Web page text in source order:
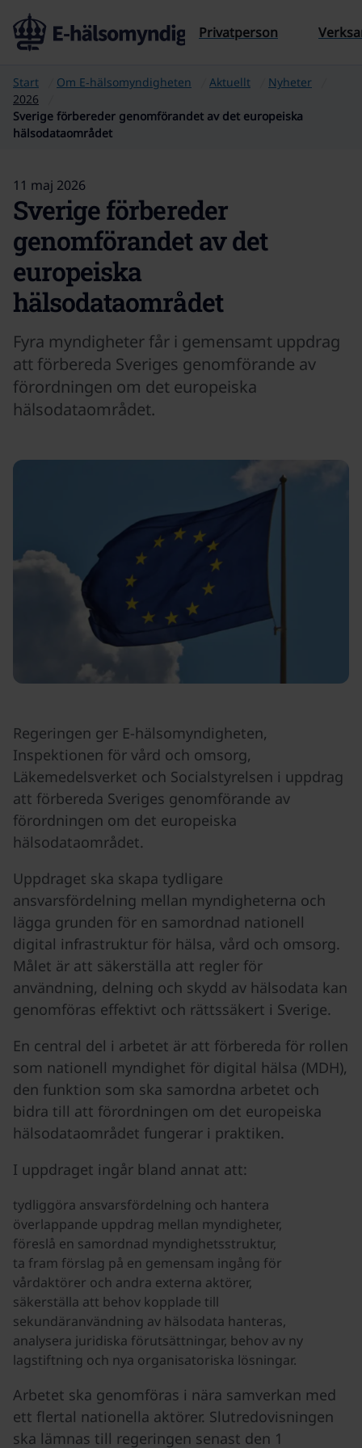
Till sidans innehåll
Privatperson
Start Om E‑hälsomyndigheten Aktuellt
Nyheter
2026
Sverige förbereder genomförandet av det europeiska
hälsodataområdet
Sverige förbereder
genomförandet av det
europeiska
hälsodataområdet
11 maj 2026
Fyra myndigheter får i gemensamt uppdrag
att förbereda Sveriges genomförande av
förordningen om det europeiska
hälsodataområdet.
Regeringen ger E-hälsomyndigheten,
Inspektionen för vård och omsorg,
Läkemedelsverket och Socialstyrelsen i uppdrag
att förbereda Sveriges genomförande av
förordningen om det europeiska
hälsodataområdet.
Uppdraget ska skapa tydligare
ansvarsfördelning mellan myndigheterna och
lägga grunden för en samordnad nationell
digital infrastruktur för hälsa, vård och omsorg.
Målet är att säkerställa att regler för
användning, delning och skydd av hälsodata kan
genomföras effektivt och rättssäkert i Sverige.
En central del i arbetet är att förbereda för rollen
som nationell myndighet för digital hälsa (MDH),
den funktion som ska samordna arbetet och
bidra till att förordningen om det europeiska
hälsodataområdet fungerar i praktiken.
I uppdraget ingår bland annat att:
tydliggöra ansvarsfördelning och hantera
överlappande uppdrag mellan myndigheter,
föreslå en samordnad myndighetsstruktur,
ta fram förslag på en gemensam ingång för
vårdaktörer och andra externa aktörer,
säkerställa att behov kopplade till
sekundäranvändning av hälsodata hanteras,
analysera juridiska förutsättningar, behov av ny
lagstiftning och nya organisatoriska lösningar.
Arbetet ska genomföras i nära samverkan med
ett flertal nationella aktörer. Slutredovisningen
ska lämnas till regeringen senast den 1